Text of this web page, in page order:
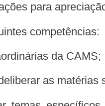
para
competências:
da CAMS;
as matérias